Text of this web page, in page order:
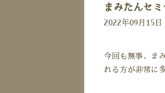
まみたんセ
2022年09月15日
今回も無事、ま
れる方が非常に